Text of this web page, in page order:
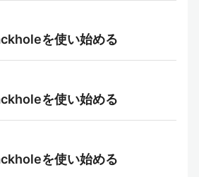
を使い始める
を使い始める
を使い始める